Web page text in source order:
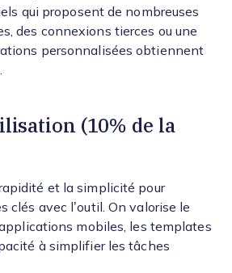
qui proposent de nombreuses
des connexions tierces ou une
personnalisées obtiennent
(10% de la
et la simplicité pour
clés avec l’outil. On valorise le
mobiles, les templates
à simplifier les tâches